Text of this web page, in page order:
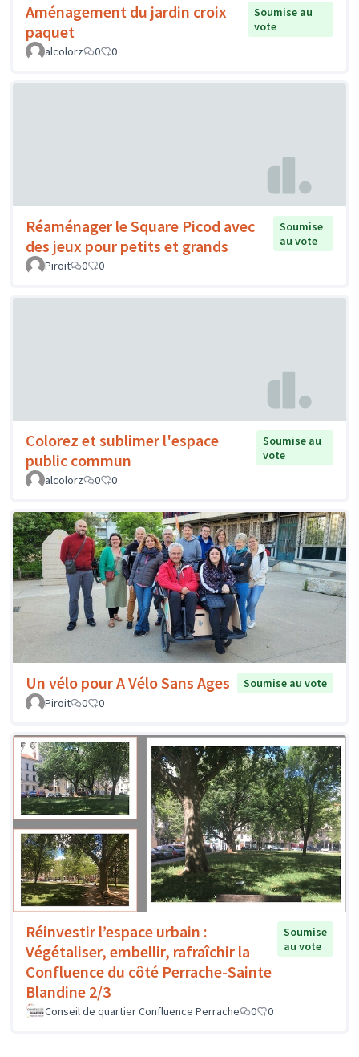
Aménagement du jardin croix
paquet
Soumise au
vote
alcolorz
0 0
Réaménager le Square Picod avec
des jeux pour petits et grands
Soumise
au vote
Piroit
0 0
Colorez et sublimer l'espace
public commun
Soumise au
vote
alcolorz
0 0
Un vélo pour A Vélo Sans Ages
Soumise au vote
Piroit
0 0
Réinvestir l’espace urbain :
Végétaliser, embellir, rafraîchir la
Confluence du côté Perrache-Sainte
Blandine 2/3
Soumise
au vote
Conseil de quartier Confluence Perrache 0 0